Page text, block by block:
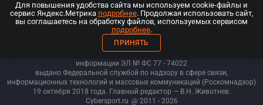
© ООО «Киберспорт.ру» — Все права защищены
18+
ООО «Киберспорт.ру». Свидетельство о регистрации средств массовой
информации ЭЛ № ФС 77 - 74022
выдано Федеральной службой по надзору в сфере связи,
информационных технологий и массовых коммуникаций (Роскомнадзор)
19 октября 2018 года. Главный редактор — В.Н. Животнев.
Cybersport.ru @ 2011 - 2026
Для повышения удобства сайта мы используем cookie-файлы и
сервис Яндекс.Метрика подробнее. Продолжая использовать сайт,
вы соглашаетесь на обработку файлов, используемых сервисом
подробнее.
ПРИНЯТЬ